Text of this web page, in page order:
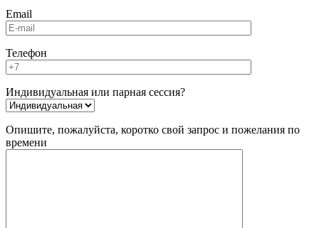
Email
Телефон
Индивидуальная или парная сессия?
Опишите, пожалуйста, коротко свой запрос и пожелания по
времени